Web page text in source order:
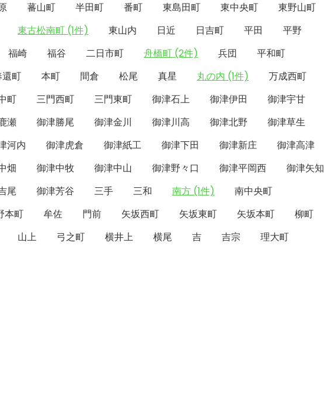
蕃山町 半田町 番町 東島田町 東中央町
東野山町
東古松南町 (1件) 東山内 日近 日吉町 平田
平野
福崎 福谷 二日市町 舟橋町 (2件) 兵団
平和町
還町 本町 間倉 松尾 真星 丸の内 (1件)
万成西町
町 三門西町 三門東町 御津石上 御津伊田
御津宇甘
瀬 御津勝尾 御津金川 御津川高 御津北野
御津草生
河内 御津虎倉 御津紙工 御津下田 御津新庄
御津高津
畑 御津中牧 御津中山 御津野々口 御津平岡西
御津矢知
尾 御津芳谷 三手 三和 南方 (1件)
南中央町
本町 牟佐 門前 矢坂西町 矢坂東町 矢坂本町
柳町
山上 弓之町 横井上 横尾 吉 吉宗
理大町